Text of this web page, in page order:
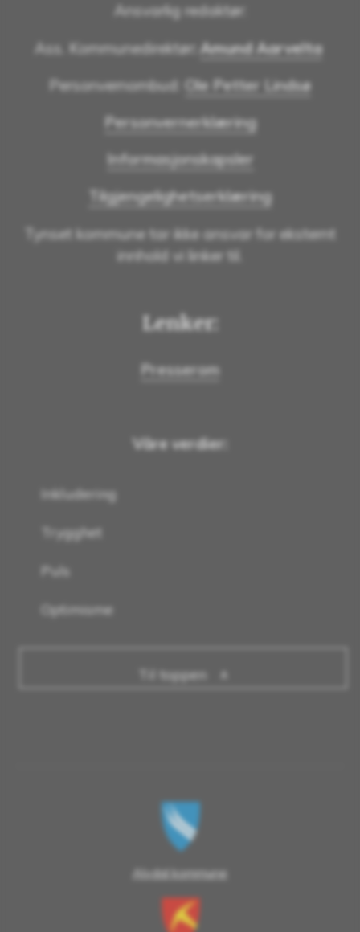
Ansvarlig redaktør:
Ass. Kommunedirektør: Amund Aarvelta
Personvernombud:
Ole Petter Lindsø
Personvernerklæring
Informasjonskapsler
Tilgjengelighetserklæring
Tynset kommune tar ikke ansvar for eksternt
innhold vi linker til.
Lenker:
Presserom
Våre verdier:
Inkludering
Trygghet
Puls
Optimisme
Til toppen
Alvdal kommune